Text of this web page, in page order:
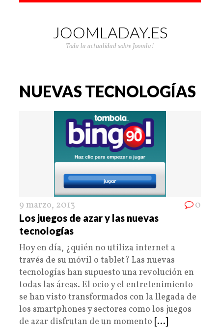
JOOMLADAY.ES
Toda la actualidad sobre Joomla!
NUEVAS TECNOLOGÍAS
9 marzo, 2013 0
Los juegos de azar y las nuevas
tecnologías
Hoy en día, ¿quién no utiliza internet a
través de su móvil o tablet? Las nuevas
tecnologías han supuesto una revolución en
todas las áreas. El ocio y el entretenimiento
se han visto transformados con la llegada de
los smartphones y sectores como los juegos
de azar disfrutan de un momento [...]